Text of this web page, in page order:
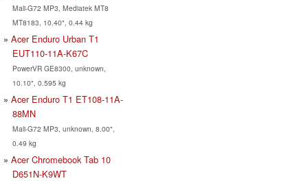
Mali-G72 MP3, Mediatek MT8
MT8183, 10.40", 0.44 kg
Acer Enduro Urban T1
EUT110-11A-K67C
PowerVR GE8300, unknown,
10.10", 0.595 kg
Acer Enduro T1 ET108-11A-
88MN
Mali-G72 MP3, unknown, 8.00",
0.49 kg
Acer Chromebook Tab 10
D651N-K9WT